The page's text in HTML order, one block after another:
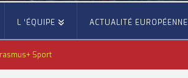
ACTUALITÉ DE L'UNION EUROPÉENNE, ACTUALITÉ DE LA REPRÉSENTATION D’OCCITANIE EUROPE, ECONOMIE CIRCULAIRE, ÉNERGIE - ENVIRONNEMENT - CLIMAT
L ‘ÉQUIPE ACTUALITÉ EUROPÉENNE
Sport